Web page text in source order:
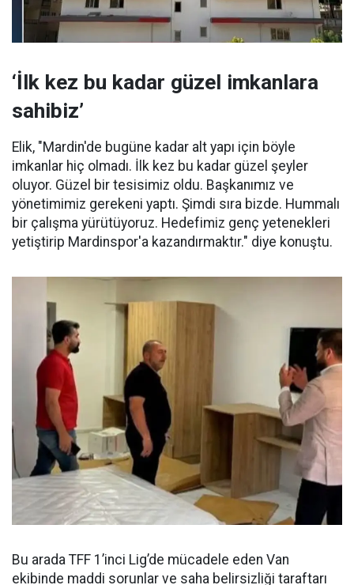
‘İlk kez bu kadar güzel imkanlara
sahibiz’
Elik, "Mardin'de bugüne kadar alt yapı için böyle
imkanlar hiç olmadı. İlk kez bu kadar güzel şeyler
oluyor. Güzel bir tesisimiz oldu. Başkanımız ve
yönetimimiz gerekeni yaptı. Şimdi sıra bizde. Hummalı
bir çalışma yürütüyoruz. Hedefimiz genç yetenekleri
yetiştirip Mardinspor'a kazandırmaktır." diye konuştu.
Bu arada TFF 1’inci Lig’de mücadele eden Van
ekibinde maddi sorunlar ve saha belirsizliği taraftarı